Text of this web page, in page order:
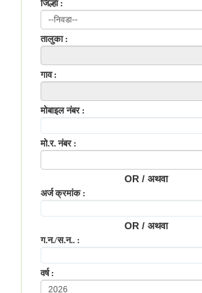
जिल्हा :
तालुका :
गाव :
मोबाइल नंबर :
मो.र. नंबर :
OR / अथवा
अर्ज क्रमांक :
OR / अथवा
ग.न./स.न.. :
वर्ष :